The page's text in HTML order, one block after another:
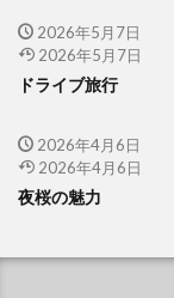
2026年5月7日
2026年5月7日
ドライブ旅行
2026年4月6日
2026年4月6日
夜桜の魅力